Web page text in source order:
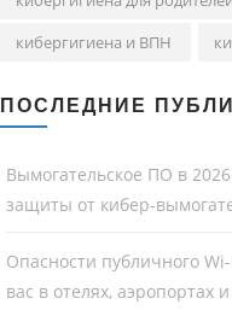
кибергигиена и ВПН
ПОСЛЕДНИЕ
Вымогательское ПО в
защиты от кибер-
Опасности публичного
вас в отелях, аэропортах